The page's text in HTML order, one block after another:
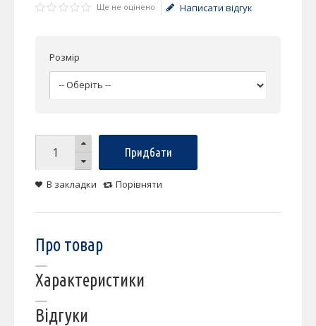
Ще не оцінено Написати відгук
Розмір
Придбати
В закладки Порівняти
Про товар
Характеристики
Відгуки